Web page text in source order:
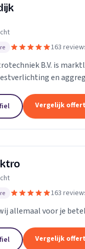
163
B.V. is
en
van kermissen
Vergelijk
163
allemaal voor je
Vergelijk